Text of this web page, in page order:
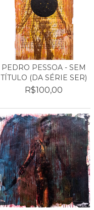
PEDRO PESSOA - SEM
TÍTULO (DA SÉRIE SER)
R$100,00